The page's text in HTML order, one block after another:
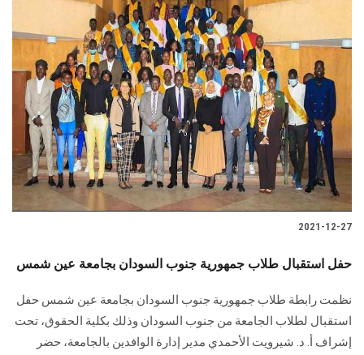
2021-12-27
حفل استقبال طلاب جمهورية جنوب السودان بجامعة عين شمس
نظمت رابطة طلاب جمهورية جنوب السودان بجامعة عين شمس حفل
استقبال لطلاب الجامعة من جنوب السودان وذلك بكلية الحقوق، تحت
إشراف أ. د. شيرويت الأحمدي مدير إدارة الوافدين بالجامعة، حضر